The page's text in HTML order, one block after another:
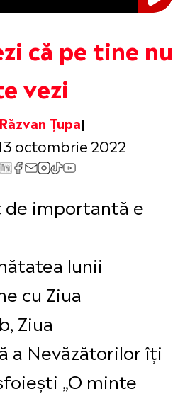
că pe tine nu
vezi
Răzvan Țupa
octombrie 2022
de importantă e
lunii
cu Ziua
Ziua
a Nevăzătorilor îți
„O minte